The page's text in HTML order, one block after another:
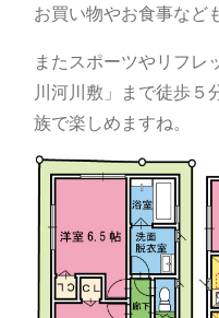
お買い物やお食事など
またスポーツやリフレ
川河川敷」まで徒歩５
族で楽しめますね。